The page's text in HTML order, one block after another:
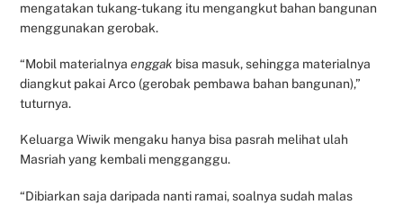
mengatakan tukang-tukang itu mengangkut bahan bangunan
menggunakan gerobak.
“Mobil materialnyaenggak bisa masuk, sehingga materialnya
diangkut pakai Arco (gerobak pembawa bahan bangunan),”
tuturnya.
Keluarga Wiwik mengaku hanya bisa pasrah melihat ulah
Masriah yang kembali mengganggu.
“Dibiarkan saja daripada nanti ramai, soalnya sudah malas